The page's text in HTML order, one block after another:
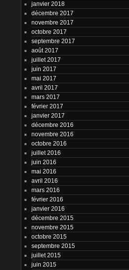
janvier 2018
décembre 2017
novembre 2017
octobre 2017
septembre 2017
août 2017
juillet 2017
juin 2017
mai 2017
avril 2017
mars 2017
février 2017
janvier 2017
décembre 2016
novembre 2016
octobre 2016
juillet 2016
juin 2016
mai 2016
avril 2016
mars 2016
février 2016
janvier 2016
décembre 2015
novembre 2015
octobre 2015
septembre 2015
juillet 2015
juin 2015